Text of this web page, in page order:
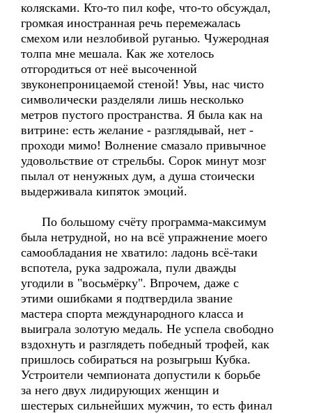
колясками. Кто-то пил кофе, что-то обсуждал,
громкая иностранная речь перемежалась
смехом или незлобивой руганью. Чужеродная
толпа мне мешала. Как же хотелось
отгородиться от неё высоченной
звуконепроницаемой стеной! Увы, нас чисто
символически разделяли лишь несколько
метров пустого пространства. Я была как на
витрине: есть желание - разглядывай, нет -
проходи мимо! Волнение смазало привычное
удовольствие от стрельбы. Сорок минут мозг
пылал от ненужных дум, а душа стоически
выдерживала кипяток эмоций.
По большому счёту программа-максимум
была нетрудной, но на всё упражнение моего
самообладания не хватило: ладонь всё-таки
вспотела, рука задрожала, пули дважды
угодили в "восьмёрку". Впрочем, даже с
этими ошибками я подтвердила звание
мастера спорта международного класса и
выиграла золотую медаль. Не успела свободно
вздохнуть и разглядеть победный трофей, как
пришлось собираться на розыгрыш Кубка.
Устроители чемпионата допустили к борьбе
за него двух лидирующих женщин и
шестерых сильнейших мужчин, то есть финал